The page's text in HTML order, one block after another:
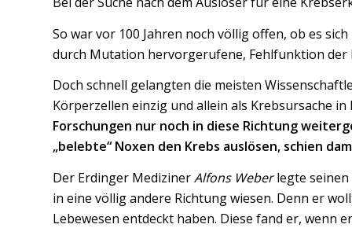
So war vor 100 Jahren noch völlig offen, ob es
durch Mutation hervorgerufene, Fehlfunktion der
Doch schnell gelangten die meisten
Körperzellen einzig und allein als Krebsursache
Forschungen nur noch in diese Richtung
„belebte“ Noxen den Krebs auslösen, schien
Der Erdinger MedizinerAlfons Weberlegte seinen
in eine völlig andere Richtung wiesen. Denn er
Lebewesen entdeckt haben. Diese fand er, wenn